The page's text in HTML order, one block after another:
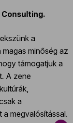
a
minőség az
támogatjuk a
A zene
a
megvalósítással.